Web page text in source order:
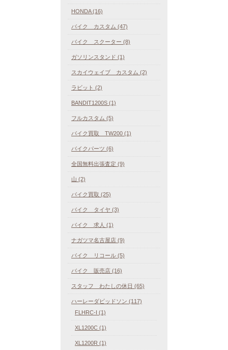
HONDA (16)
バイク カスタム (47)
バイク スクーター (8)
ガソリンスタンド (1)
スカイウェイブ カスタム (2)
ラビット (2)
BANDIT1200S (1)
フルカスタム (5)
バイク買取 TW200 (1)
バイクパーツ (6)
全国無料出張査定 (9)
山 (2)
バイク買取 (25)
バイク タイヤ (3)
バイク 求人 (1)
ナガツマ名古屋店 (9)
バイク リコール (5)
バイク 販売店 (16)
スタッフ わたしの休日 (65)
ハーレーダビッドソン (117)
FLHRC-I (1)
XL1200C (1)
XL1200R (1)